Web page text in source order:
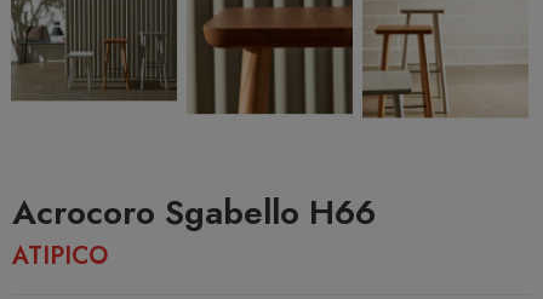
Acrocoro Sgabello H66
ATIPICO